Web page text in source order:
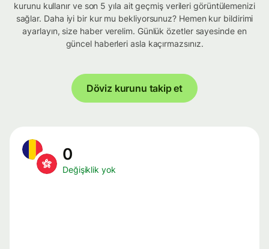
kurunu kullanır ve son 5 yıla ait geçmiş verileri görüntülemenizi
sağlar. Daha iyi bir kur mu bekliyorsunuz? Hemen kur bildirimi
ayarlayın, size haber verelim. Günlük özetler sayesinde en
güncel haberleri asla kaçırmazsınız.
Döviz kurunu takip et
0
Değişiklik yok